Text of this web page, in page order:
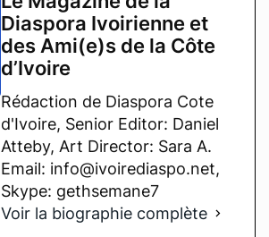
Diaspora Ivoirienne et
des Ami(e)s de la Côte
d’Ivoire
Rédaction de Diaspora Cote
d'Ivoire, Senior Editor: Daniel
Atteby, Art Director: Sara A.
Email: info@ivoirediaspo.net,
Skype: gethsemane7
Voir la biographie complète